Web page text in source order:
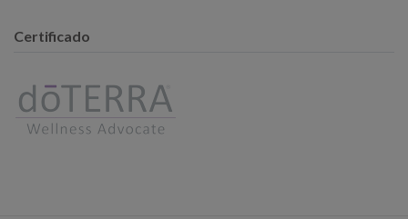
Certificado